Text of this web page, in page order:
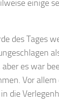
einige
des Tages
es war
Vor
die